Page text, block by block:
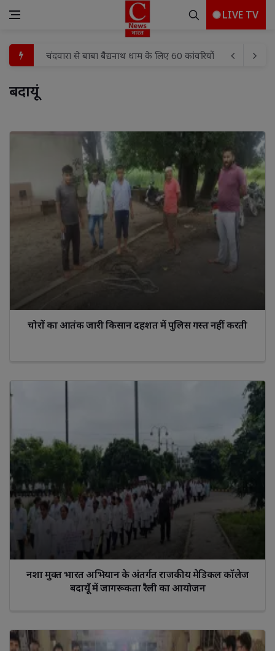
LIVE TV
मुख्यमंत्री ग्रामोद्योग योजना से बदली शाहबाद के अनुज की किस्मत
भाजपा मंडल बैठक में संगठन को धार देने पर मंथन तिरंगा यात्रा,हर
करंट से संविदा लाइनमैन जितेंद्र कुमार की मौत पर उमड़ा
शिवनगर में निःशुल्क स्वास्थ्य शिविर का आयोजन, सैकड़ों लोगों ने
जिले में सरकारी कार्यालयों से प्रीपेड बिजली व्यवस्था की
जिला पुस्तकालय को कोचिंग एसोसिएशन ने भेंट कीं 2500 से अधिक
चंदवारा से बाबा बैद्यनाथ धाम के लिए 60 कांवरियों का जत्था रवाना,
बदायूं
चोरों का आतंक जारी किसान दहशत में पुलिस गस्त नहीं करती
नशा मुक्त भारत अभियान के अंतर्गत राजकीय मेडिकल कॉलेज
बदायूँ में जागरूकता रैली का आयोजन